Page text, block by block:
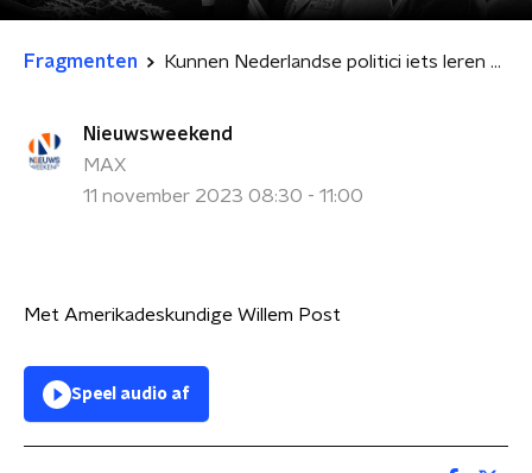
Fragmenten Kunnen Nederlandse politici iets leren van hun collega's uit de Verenigde Staten?
Nieuwsweekend
MAX
11 november 2023 08:30 - 11:00
Met Amerikadeskundige Willem Post
Speel audio af